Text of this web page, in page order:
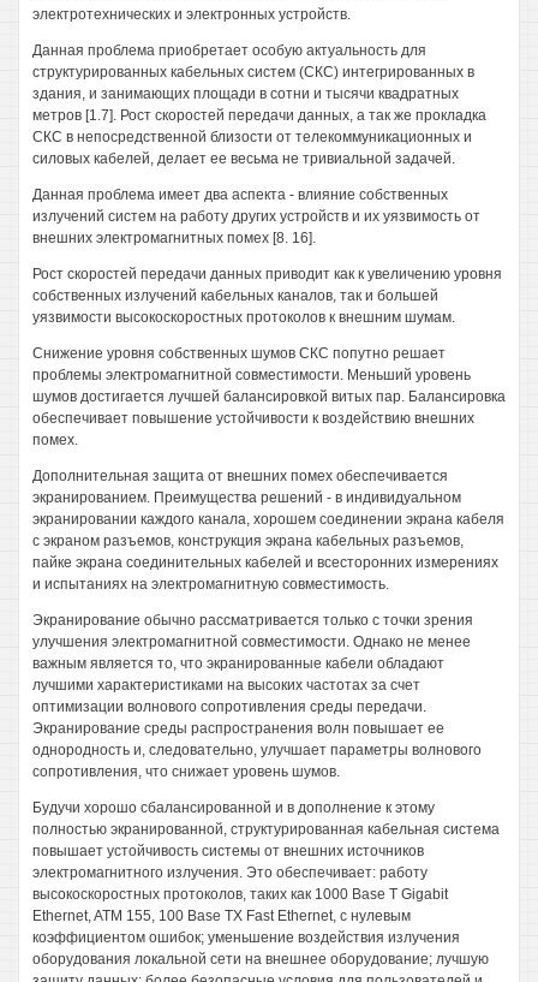
электротехнических и электронных устройств.
Данная проблема приобретает особую актуальность для
структурированных кабельных систем (СКС) интегрированных в
здания, и занимающих площади в сотни и тысячи квадратных
метров [1.7]. Рост скоростей передачи данных, а так же прокладка
СКС в непосредственной близости от телекоммуникационных и
силовых кабелей, делает ее весьма не тривиальной задачей.
Данная проблема имеет два аспекта - влияние собственных
излучений систем на работу других устройств и их уязвимость от
внешних электромагнитных помех [8. 16].
Рост скоростей передачи данных приводит как к увеличению уровня
собственных излучений кабельных каналов, так и большей
уязвимости высокоскоростных протоколов к внешним шумам.
Снижение уровня собственных шумов СКС попутно решает
проблемы электромагнитной совместимости. Меньший уровень
шумов достигается лучшей балансировкой витых пар. Балансировка
обеспечивает повышение устойчивости к воздействию внешних
помех.
Дополнительная защита от внешних помех обеспечивается
экранированием. Преимущества решений - в индивидуальном
экранировании каждого канала, хорошем соединении экрана кабеля
с экраном разъемов, конструкция экрана кабельных разъемов,
пайке экрана соединительных кабелей и всесторонних измерениях
и испытаниях на электромагнитную совместимость.
Экранирование обычно рассматривается только с точки зрения
улучшения электромагнитной совместимости. Однако не менее
важным является то, что экранированные кабели обладают
лучшими характеристиками на высоких частотах за счет
оптимизации волнового сопротивления среды передачи.
Экранирование среды распространения волн повышает ее
однородность и, следовательно, улучшает параметры волнового
сопротивления, что снижает уровень шумов.
Будучи хорошо сбалансированной и в дополнение к этому
полностью экранированной, структурированная кабельная система
повышает устойчивость системы от внешних источников
электромагнитного излучения. Это обеспечивает: работу
высокоскоростных протоколов, таких как 1000 Base Т Gigabit
Ethernet, ATM 155, 100 Base TX Fast Ethernet, с нулевым
коэффициентом ошибок; уменьшение воздействия излучения
оборудования локальной сети на внешнее оборудование; лучшую